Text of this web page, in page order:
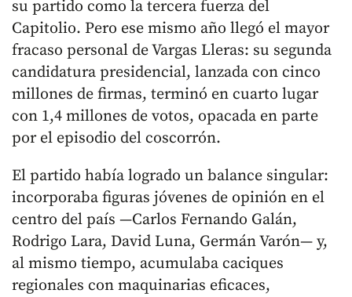
su partido como la tercera fuerza del
Capitolio. Pero ese mismo año llegó el mayor
fracaso personal de Vargas Lleras: su segunda
candidatura presidencial, lanzada con cinco
millones de firmas, terminó en cuarto lugar
con 1,4 millones de votos, opacada en parte
por el episodio del coscorrón.
El partido había logrado un balance singular:
incorporaba figuras jóvenes de opinión en el
centro del país —Carlos Fernando Galán,
Rodrigo Lara, David Luna, Germán Varón— y,
al mismo tiempo, acumulaba caciques
regionales con maquinarias eficaces,